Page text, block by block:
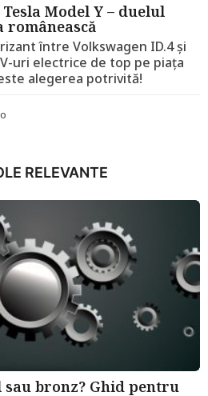
Model Y – duelul
românească
între Volkswagen ID.4 și
uri electrice de top pe piața
alegerea potrivită!
n
g
o
RELEVANTE
bronz? Ghid pentru